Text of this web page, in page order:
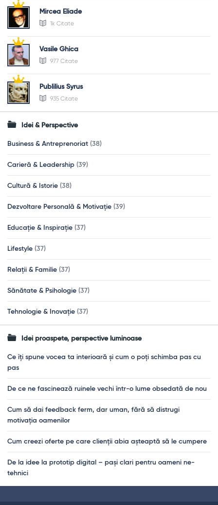
Mircea Eliade
1k Citate
Vasile Ghica
977 Citate
Publilius Syrus
935 Citate
Idei & Perspective
Business & Antreprenoriat (38)
Carieră & Leadership (39)
Cultură & Istorie (38)
Dezvoltare Personală & Motivație (39)
Educație & Inspirație (37)
Lifestyle (37)
Relații & Familie (37)
Sănătate & Psihologie (37)
Tehnologie & Inovație (37)
Idei proaspete, perspective luminoase
Ce îți spune vocea ta interioară și cum o poți schimba pas cu
pas
De ce ne fascinează ruinele vechi într-o lume obsedată de nou
Cum să dai feedback ferm, dar uman, fără să distrugi
motivația oamenilor
Cum creezi oferte pe care clienții abia așteaptă să le cumpere
De la idee la prototip digital – pași clari pentru oameni ne-
tehnici